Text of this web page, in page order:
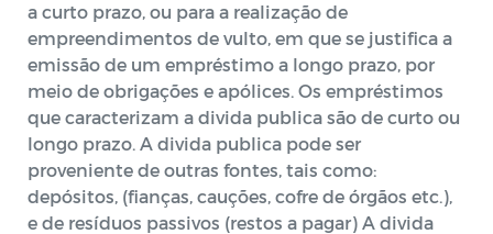
a curto prazo, ou para a realização de
empreendimentos de vulto, em que se justifica a
emissão de um empréstimo a longo prazo, por
meio de obrigações e apólices. Os empréstimos
que caracterizam a divida publica são de curto ou
longo prazo. A divida publica pode ser
proveniente de outras fontes, tais como:
depósitos, (fianças, cauções, cofre de órgãos etc.),
e de resíduos passivos (restos a pagar) A divida